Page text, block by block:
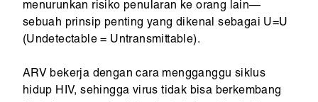
menurunkan risiko penularan ke orang lain—
sebuah prinsip penting yang dikenal sebagai U=U
(Undetectable = Untransmittable).
ARV bekerja dengan cara mengganggu siklus
hidup HIV, sehingga virus tidak bisa berkembang